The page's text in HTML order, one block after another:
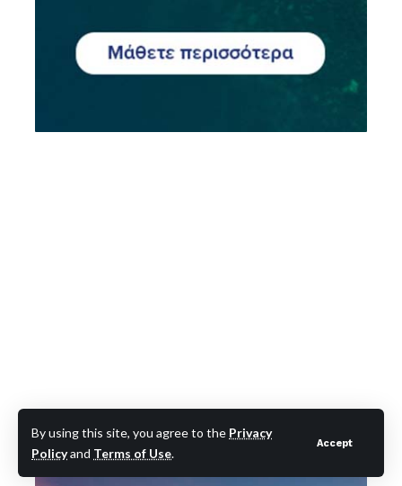
By using this site, you agree to the Privacy
Policyand Terms of Use.
Accept